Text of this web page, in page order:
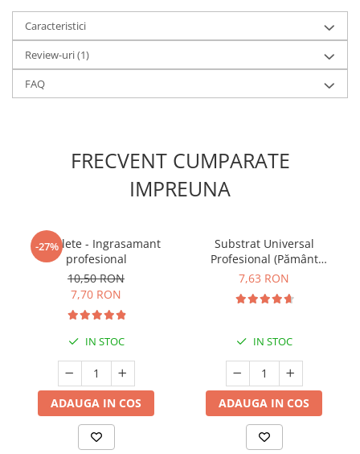
Caracteristici
Review-uri(1)
FAQ
FRECVENT CUMPARATE
IMPREUNA
-27%
5 Tablete - Ingrasamant
profesional
10,50 RON
7,70 RON
IN STOC
ADAUGA IN COS
Substrat Universal
Profesional (Pământ
Premium) - 5 L
7,63 RON
IN STOC
ADAUGA IN COS